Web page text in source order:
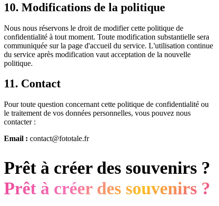
10. Modifications de la politique
Nous nous réservons le droit de modifier cette politique de
confidentialité à tout moment. Toute modification substantielle sera
communiquée sur la page d'accueil du service. L'utilisation continue
du service après modification vaut acceptation de la nouvelle
politique.
11. Contact
Pour toute question concernant cette politique de confidentialité ou
le traitement de vos données personnelles, vous pouvez nous
contacter :
Email : contact@fototale.fr
Prêt à créer des souvenirs ?
Prêt à créer des souvenirs ?